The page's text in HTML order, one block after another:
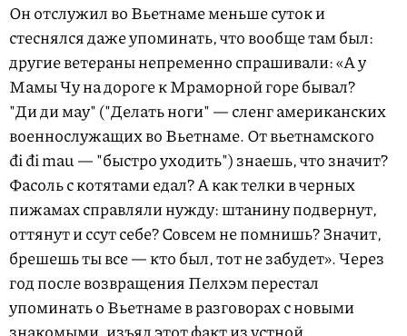
Он отслужил во Вьетнаме меньше суток и
стеснялся даже упоминать, что вообще там был:
другие ветераны непременно спрашивали: «А у
Мамы Чу на дороге к Мраморной горе бывал?
"Ди ди мау" ("Делать ноги" — сленг американских
военнослужащих во Вьетнаме. От вьетнамского
đi đi mau — "быстро уходить") знаешь, что значит?
Фасоль с котятами едал? А как телки в черных
пижамах справляли нужду: штанину подвернут,
оттянут и ссут себе? Совсем не помнишь? Значит,
брешешь ты все — кто был, тот не забудет». Через
год после возвращения Пелхэм перестал
упоминать о Вьетнаме в разговорах с новыми